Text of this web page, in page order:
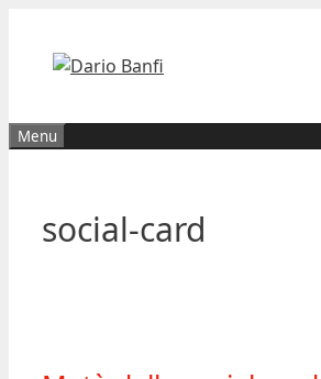
contenuto
Menu
social-card